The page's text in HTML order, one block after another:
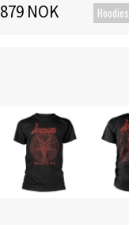
879 NOK Hoodies